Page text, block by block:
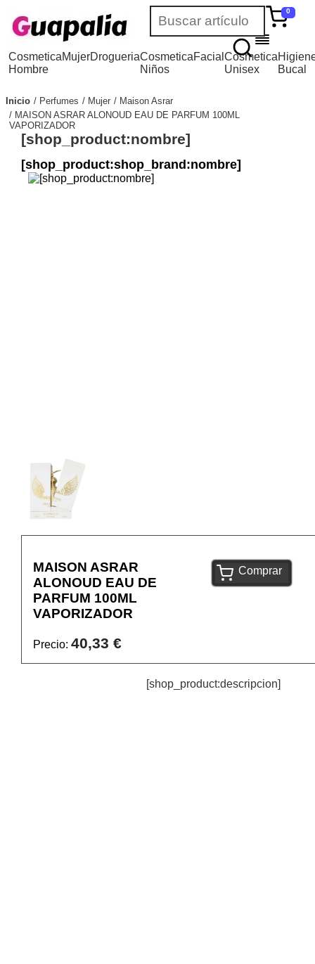
0
Cosmetica
Hombre
MujerDrogueriaCosmetica
Niños
FacialCosmetica
Unisex
Bucal
Inicio Perfumes Mujer
Maison Asrar
MAISON ASRAR ALONOUD EAU DE PARFUM 100ML
VAPORIZADOR
[shop_product:nombre]
[shop_product:shop_brand:nombre]
MAISON ASRAR
ALONOUD EAU DE
PARFUM 100ML
VAPORIZADOR
Precio: 40,33 €
Comprar
[shop_product:descripcion]